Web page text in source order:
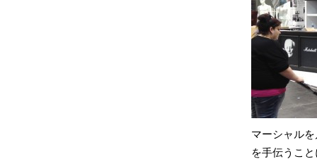
マーシャル
を手伝うこ